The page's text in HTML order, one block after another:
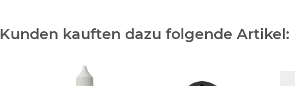
Kunden kauften dazu folgende Artikel: